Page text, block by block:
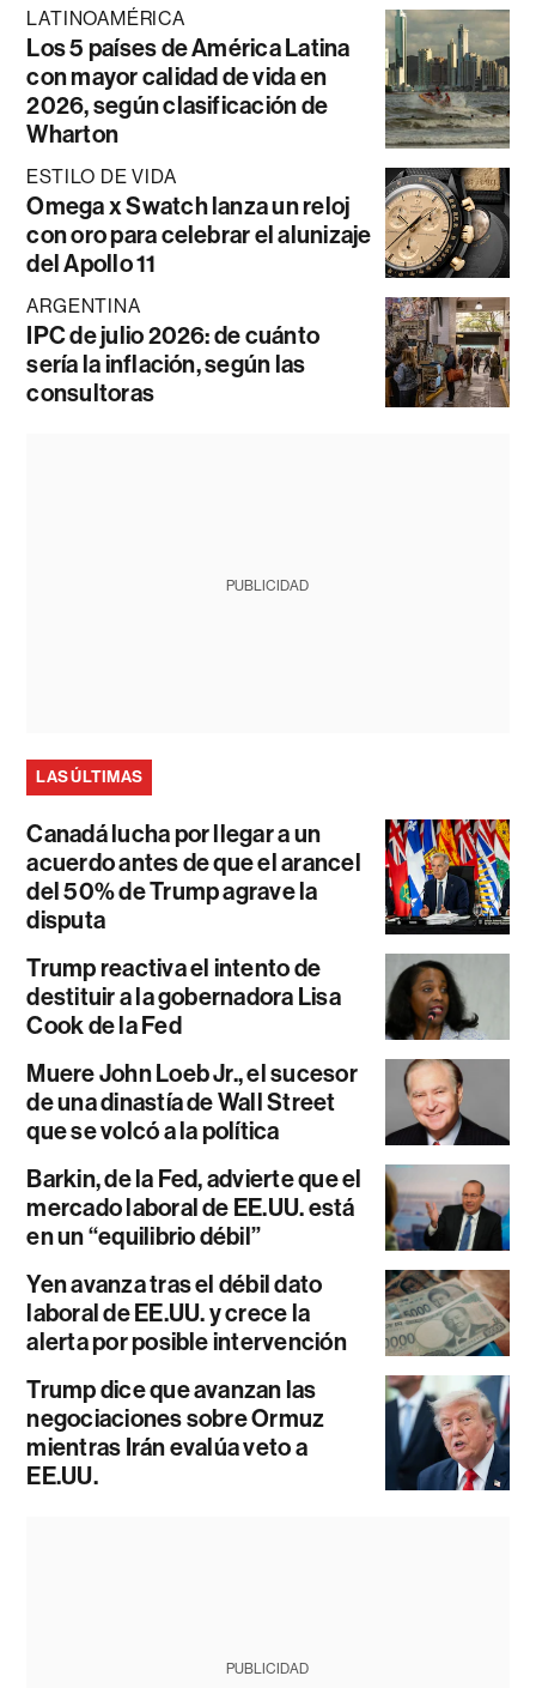
LATINOAMÉRICA
Los 5 países de América Latina
con mayor calidad de vida en
2026, según clasificación de
Wharton
ESTILO DE VIDA
Omega x Swatch lanza un reloj
con oro para celebrar el alunizaje
del Apollo 11
ARGENTINA
IPC de julio 2026: de cuánto
sería la inflación, según las
consultoras
PUBLICIDAD
LAS ÚLTIMAS
Canadá lucha por llegar a un
acuerdo antes de que el arancel
del 50% de Trump agrave la
disputa
Trump reactiva el intento de
destituir a la gobernadora Lisa
Cook de la Fed
Muere John Loeb Jr., el sucesor
de una dinastía de Wall Street
que se volcó a la política
Barkin, de la Fed, advierte que el
mercado laboral de EE.UU. está
en un “equilibrio débil”
Yen avanza tras el débil dato
laboral de EE.UU. y crece la
alerta por posible intervención
Trump dice que avanzan las
negociaciones sobre Ormuz
mientras Irán evalúa veto a
EE.UU.
PUBLICIDAD